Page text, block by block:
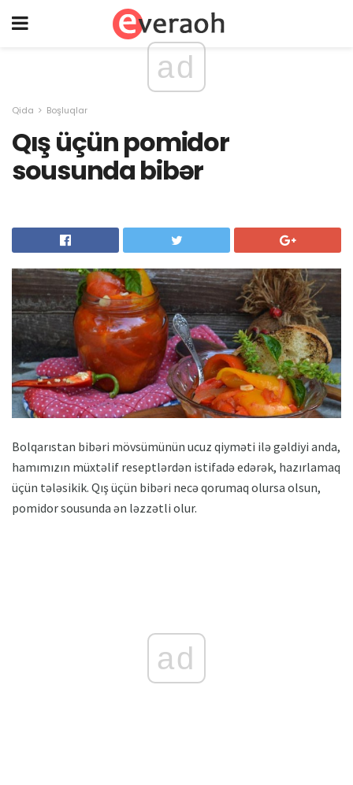
ad
Qida Boşluqlar
Qış üçün pomidor
sousunda bibər
Bolqarıstan bibəri mövsümünün ucuz qiyməti ilə gəldiyi anda,
hamımızın müxtəlif reseptlərdən istifadə edərək, hazırlamaq
üçün tələsikik. Qış üçün bibəri necə qorumaq olursa olsun,
pomidor sousunda ən ləzzətli olur.
ad